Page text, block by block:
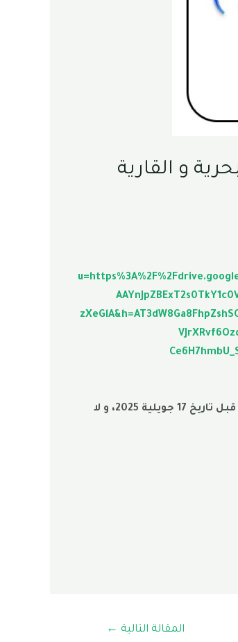
1. الطلبة الراغبين في الترشح للتسجيل في طور الماستر ولم يجدون أنفسهم في القائمة، يمكنهم التسجيل عبر المنصة المرفقة قبل تاريخ 17 جويلية 2025، و لا
المقالة التالية ←